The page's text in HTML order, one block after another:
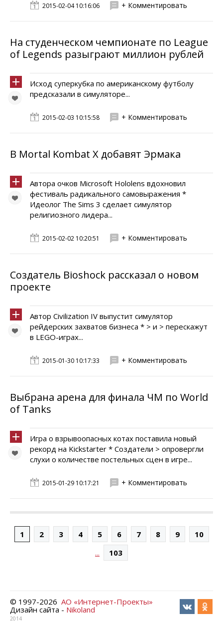
2015-02-04 10:16:06 + Комментировать
На студенческом чемпионате по League
of Legends разыграют миллион рублей
Исход суперкубка по американскому футболу
предсказали в симуляторе...
2015-02-03 10:15:58 + Комментировать
В Mortal Kombat X добавят Эрмака
Автора очков Microsoft Hololens вдохновил
фестиваль радикального самовыражения *
Идеолог The Sims 3 сделает симулятор
религиозного лидера...
2015-02-02 10:20:51 + Комментировать
Cоздатель Bioshock рассказал о новом
проекте
Автор Civilization IV выпустит симулятор
рейдерских захватов бизнеса * > и > перескажут
в LEGO-играх...
2015-01-30 10:17:33 + Комментировать
Выбрана арена для финала ЧМ по World
of Tanks
Игра о взрывоопасных котах поставила новый
рекорд на Kickstarter * Создатели > опровергли
слухи о количестве постельных сцен в игре...
2015-01-29 10:17:21 + Комментировать
1 2 3 4 5 6 7 8 9
10
...
103
© 1997-2026 АО «Интернет-Проекты»
Дизайн сайта - Nikoland
2014